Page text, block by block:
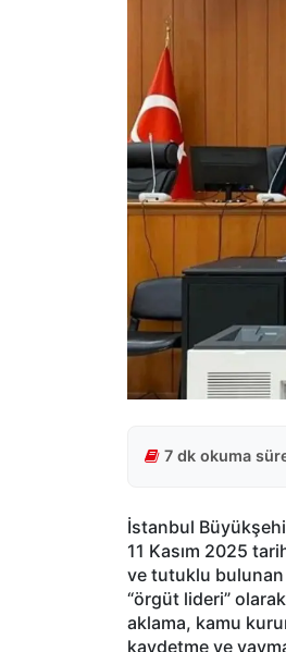
7 dk okuma
İstanbul
11 Kasım 2025
ve tutuklu bulunan
“örgüt lideri”
aklama, kamu
kaydetme ve